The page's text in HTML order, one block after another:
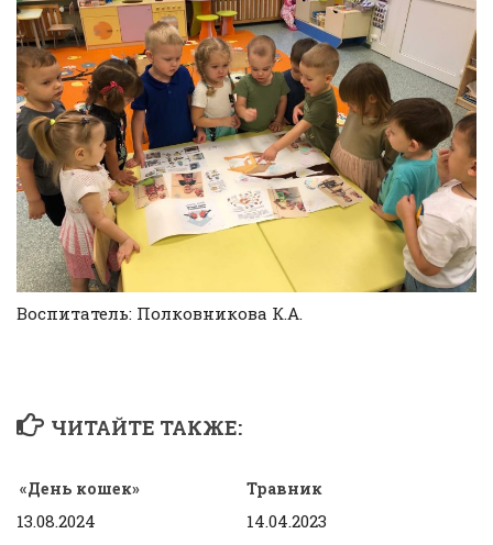
Воспитатель: Полковникова К.А.
ЧИТАЙТЕ ТАКЖЕ:
«День кошек»
13.08.2024
Травник
14.04.2023